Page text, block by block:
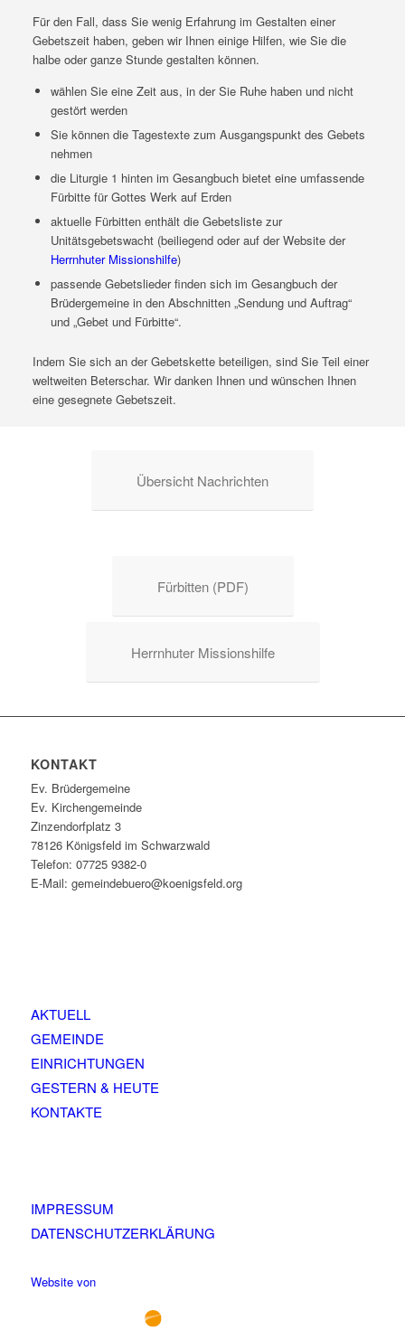
Für den Fall, dass Sie wenig Erfahrung im Gestalten einer
Gebetszeit haben, geben wir Ihnen einige Hilfen, wie Sie die
halbe oder ganze Stunde gestalten können.
wählen Sie eine Zeit aus, in der Sie Ruhe haben und nicht
gestört werden
Sie können die Tagestexte zum Ausgangspunkt des Gebets
nehmen
die Liturgie 1 hinten im Gesangbuch bietet eine umfassende
Fürbitte für Gottes Werk auf Erden
aktuelle Fürbitten enthält die Gebetsliste zur
Unitätsgebetswacht (beiliegend oder auf der Website der
Herrnhuter Missionshilfe)
passende Gebetslieder finden sich im Gesangbuch der
Brüdergemeine in den Abschnitten „Sendung und Auftrag“
und „Gebet und Fürbitte“.
Indem Sie sich an der Gebetskette beteiligen, sind Sie Teil einer
weltweiten Beterschar. Wir danken Ihnen und wünschen Ihnen
eine gesegnete Gebetszeit.
Übersicht Nachrichten
Fürbitten (PDF)
Herrnhuter Missionshilfe
KONTAKT
Ev. Brüdergemeine
Ev. Kirchengemeinde
Zinzendorfplatz 3
78126 Königsfeld im Schwarzwald
Telefon: 07725 9382-0
E-Mail: gemeindebuero@koenigsfeld.org
AKTUELL
GEMEINDE
EINRICHTUNGEN
GESTERN & HEUTE
KONTAKTE
IMPRESSUM
DATENSCHUTZERKLÄRUNG
Website von